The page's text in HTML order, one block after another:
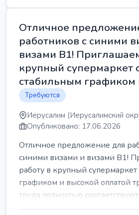
Отличное
работников с синими
визами B1!
крупный супермаркет
стабильным графиком
Требуются
Иерусалим (Иерусалимский
Опубликовано: 17.06.2026
Отличное предложение для
синими визами и визами B1!
работу в крупный
графиком и высокой оплатой
труда полностью соответствуют